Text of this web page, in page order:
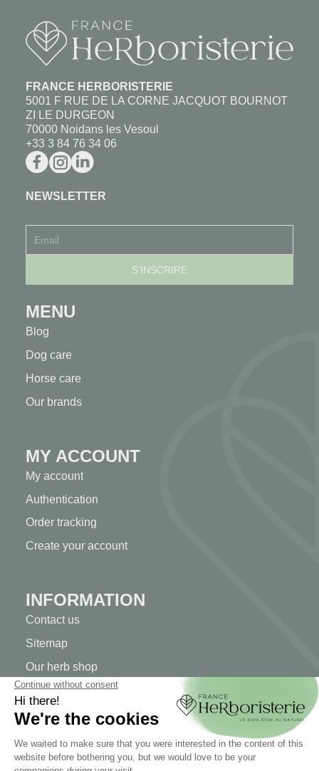
FRANCE HERBORISTERIE
5001 F RUE DE LA CORNE JACQUOT BOURNOT
ZI LE DURGEON
70000 Noidans les Vesoul
+33 3 84 76 34 06
NEWSLETTER
MENU
Blog
Dog care
Horse care
Our brands
MY ACCOUNT
My account
Authentication
Order tracking
Create your account
INFORMATION
Contact us
Sitemap
Our herb shop
Delivery
Secure payment